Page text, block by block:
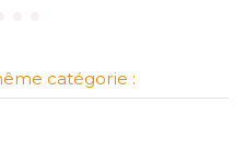
catégorie :